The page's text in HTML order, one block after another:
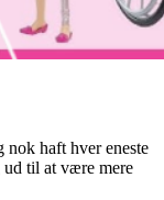
nok haft hver eneste
ud til at være mere